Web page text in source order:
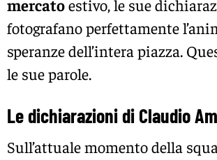
mercatoestivo, le sue
fotografano perfettamente
speranze dell’intera piazza.
le sue parole.
Le dichiarazioni di Claudio
Sull’attuale momento della